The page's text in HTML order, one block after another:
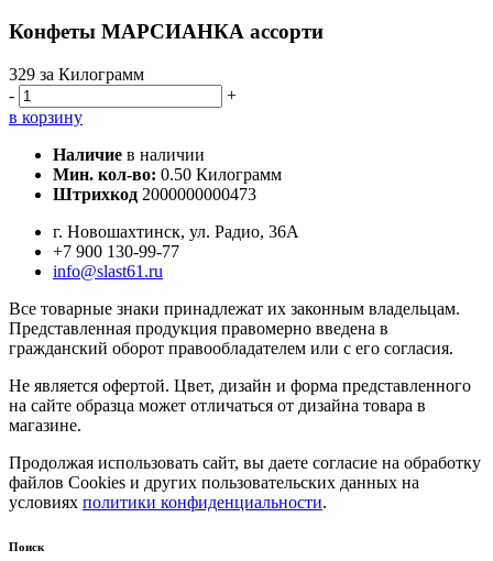
Конфеты МАРСИАНКА ассорти
329 за Килограмм
-
+
в корзину
Наличие в наличии
Мин. кол-во: 0.50 Килограмм
Штрихкод 2000000000473
г. Новошахтинск, ул. Радио, 36А
+7 900 130-99-77
info@slast61.ru
Все товарные знаки принадлежат их законным владельцам.
Представленная продукция правомерно введена в
гражданский оборот правообладателем или с его согласия.
Не является офертой. Цвет, дизайн и форма представленного
на сайте образца может отличаться от дизайна товара в
магазине.
Продолжая использовать сайт, вы даете согласие на обработку
файлов Cookies и других пользовательских данных на
условиях политики конфиденциальности.
Поиск